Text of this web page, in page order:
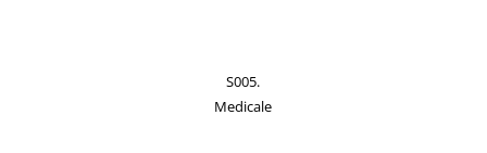
S005.
Medicale